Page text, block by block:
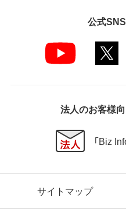
公式
法人のお客様
「Biz
サイトマップ